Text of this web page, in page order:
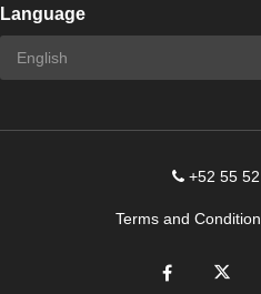
Language
+52 55
Terms and